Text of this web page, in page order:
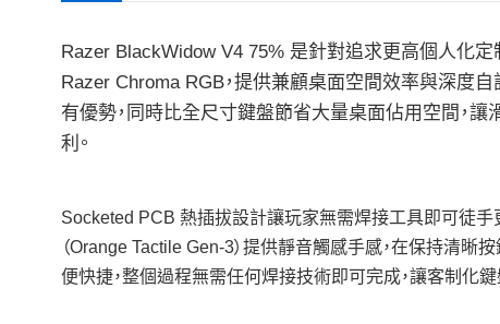
Razer BlackWidow V4 75% 是針對追求更高個人化
Razer Chroma RGB，提供兼顧桌面空間效率與深度
有優勢，同時比全尺寸鍵盤節省大量桌面佔用空間，
利。
Socketed PCB 熱插拔設計讓玩家無需焊接工具即可徒手
（Orange Tactile Gen‑3）提供靜音觸感手感，在保持清
便快捷，整個過程無需任何焊接技術即可完成，讓客制化